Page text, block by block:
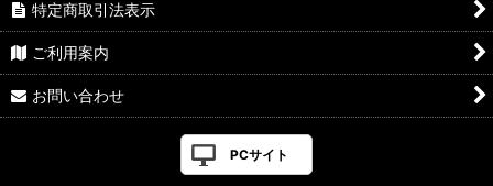
特定商取引法表示
ご利用案内
お問い合わせ
PCサイト